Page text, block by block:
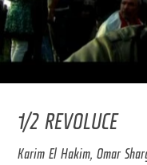
1/2 REVOLUCE
Karim El Hakim, Omar